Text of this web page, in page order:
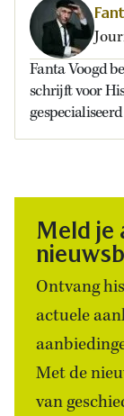
Fanta Voogd
schrijft voor
Meld je
Ontvang
actuele
Met de
van